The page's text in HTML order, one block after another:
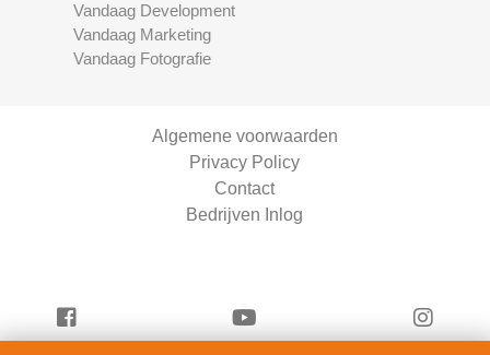
Vandaag Development
Vandaag Marketing
Vandaag Fotografie
Algemene voorwaarden
Privacy Policy
Contact
Bedrijven Inlog